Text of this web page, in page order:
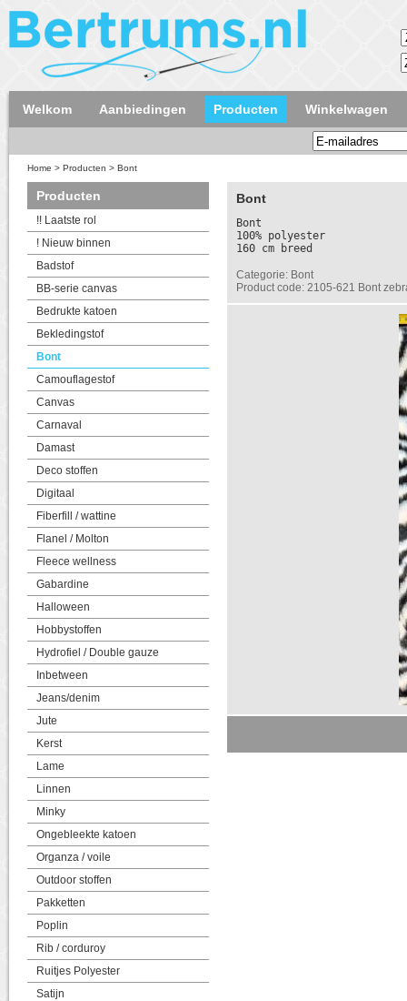
Welkom Aanbiedingen Producten Winkelwagen
Home > Producten > Bont
Producten
!! Laatste rol
! Nieuw binnen
Badstof
BB-serie canvas
Bedrukte katoen
Bekledingstof
Bont
Camouflagestof
Canvas
Carnaval
Damast
Deco stoffen
Digitaal
Fiberfill / wattine
Flanel / Molton
Fleece wellness
Gabardine
Halloween
Hobbystoffen
Hydrofiel / Double gauze
Inbetween
Jeans/denim
Jute
Kerst
Lame
Linnen
Minky
Ongebleekte katoen
Organza / voile
Outdoor stoffen
Pakketten
Poplin
Rib / corduroy
Ruitjes Polyester
Satijn
Bont
Bont
100% polyester
160 cm breed
Categorie: Bont
Product code: 2105-621 Bont